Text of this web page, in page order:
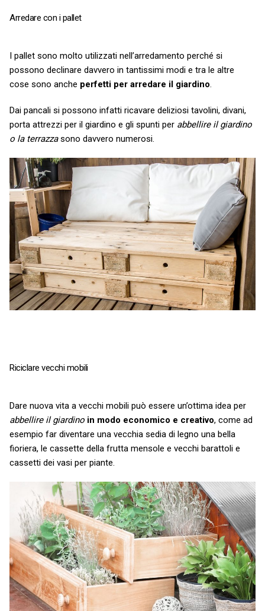
Arredare con i pallet
I pallet sono molto utilizzati nell’arredamento perché si
possono declinare davvero in tantissimi modi e tra le altre
cose sono anche perfetti per arredare il giardino.
Dai pancali si possono infatti ricavare deliziosi tavolini, divani,
porta attrezzi per il giardino e gli spunti per abbellire il giardino
o la terrazzasono davvero numerosi.
Riciclare vecchi mobili
Dare nuova vita a vecchi mobili può essere un’ottima idea per
abbellire il giardino in modo economico e creativo, come ad
esempio far diventare una vecchia sedia di legno una bella
fioriera, le cassette della frutta mensole e vecchi barattoli e
cassetti dei vasi per piante.